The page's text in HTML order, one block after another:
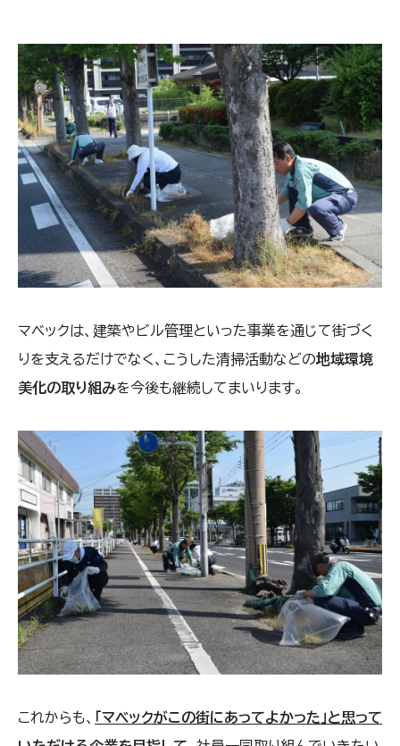
マベックは、建築やビル管理といった事業を通じて街づく
りを支えるだけでなく、こうした清掃活動などの地域環境
美化の取り組みを今後も継続してまいります。
これからも、
「マベックがこの街にあってよかった」と思って